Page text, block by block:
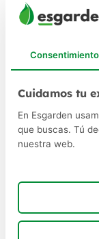
Consentimiento
Cuidamos tu
En Esgarden
que buscas. Tú
nuestra web.